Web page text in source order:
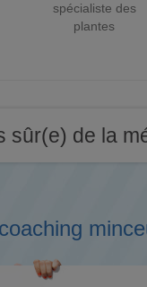
spécialiste des
plantes
sûr(e) de la